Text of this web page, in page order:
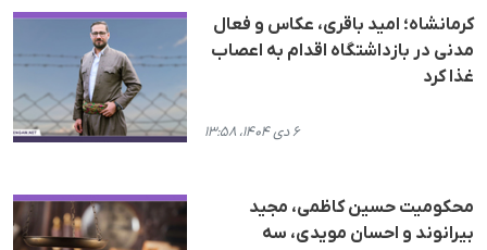
کرمانشاه؛ امید باقری، عکاس و فعال
مدنی در بازداشتگاه اقدام به اعصاب
غذا کرد
۶ دی ۱۴۰۴، ۱۳:۵۸
محکومیت حسین کاظمی، مجید
بیرانوند و احسان مویدی، سه